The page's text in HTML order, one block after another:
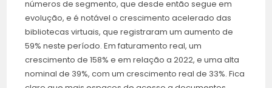
números de segmento, que desde então segue em
evolução, e é notável o crescimento acelerado das
bibliotecas virtuais, que registraram um aumento de
59% neste período. Em faturamento real, um
crescimento de 158% e em relação a 2022, e uma alta
nominal de 39%, com um crescimento real de 33%. Fica